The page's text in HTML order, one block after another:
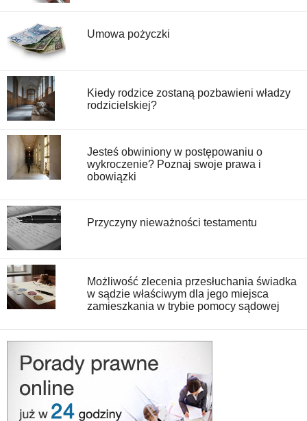
Umowa pożyczki
Kiedy rodzice zostaną pozbawieni władzy
rodzicielskiej?
Jesteś obwiniony w postępowaniu o
wykroczenie? Poznaj swoje prawa i
obowiązki
Przyczyny nieważności testamentu
Możliwość zlecenia przesłuchania świadka
w sądzie właściwym dla jego miejsca
zamieszkania w trybie pomocy sądowej